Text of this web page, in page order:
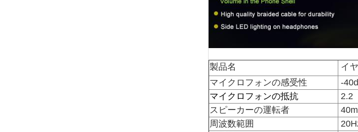
製品名
イ
マイクロフォンの感受性
-
マイクロフォンの抵抗
2.2
スピーカーの運転者
周波数範囲